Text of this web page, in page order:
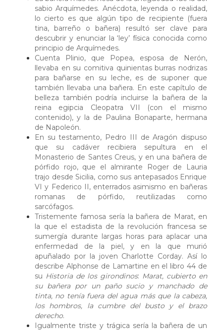
sabioArquímedes. Anécdota, leyenda o realidad,
lo cierto es que algún tipo de recipiente (fuera
tina, barreño o bañera) resultó ser clave para
descubrir y enunciar la ‘ley’ física conocida como
principio de Arquímedes.
Cuenta
Plinio, que Popea, esposa de Nerón,
llevaba en su comitiva quinientas burras nodrizas
para bañarse en su leche, es de suponer que
también llevaba una bañera. En este capítulo de
belleza también podría incluirse la bañera de la
reina egipcia Cleopatra VII (con el mismo
contenido), y la de Paulina Bonaparte, hermana
de Napoleón.
En su testamento, Pedro III de Aragón dispuso
que su cadáver recibiera sepultura en el
Monasterio de Santes Creus, y en una bañera de
pórfido rojo, que el almirante
Roger de Lauria
trajo desde Sicilia, como sus antepasados Enrique
VI y Federico II, enterrados asimismo en bañeras
romanas de pórfido, reutilizadas como
sarcófagos.
Tristemente famosa sería la bañera de Marat, en
la que el estadista de la revolución francesa se
sumergía durante largas horas para aplacar una
enfermedad de la piel, y en la que murió
apuñalado por la joven Charlotte Corday. Así lo
describe Alphonse de Lamartine en el libro 44 de
su Historia de los girondinos: Marat, cubierto en
su bañera por un paño sucio y manchado de
tinta, no tenía fuera del agua más que la cabeza,
los hombros, la cumbre del busto y el brazo
derecho.
Igualmente triste y trágica sería la bañera de un